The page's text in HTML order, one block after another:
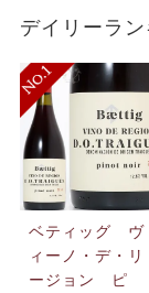
デイリーラ
ベティッグ ヴ
ィーノ・デ・リ
ージョン ピ